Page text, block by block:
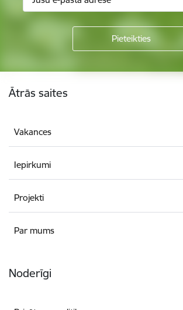
Ātrās saites
Vakances
Iepirkumi
Projekti
Par mums
Noderīgi